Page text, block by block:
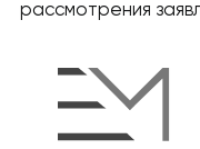
рассмотрения